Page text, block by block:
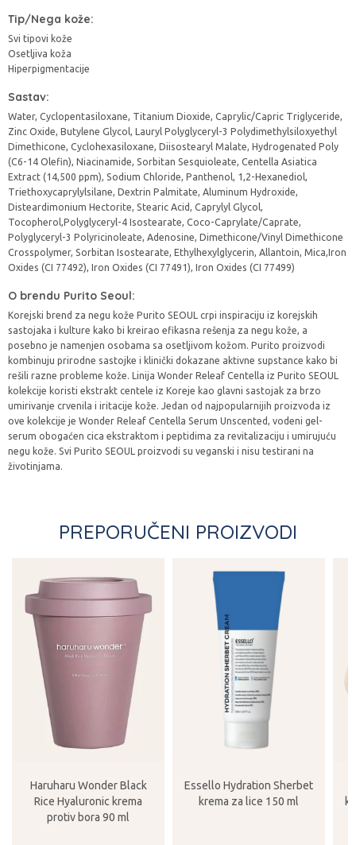
Tip/Nega kože:
Svi tipovi kože
Osetljiva koža
Hiperpigmentacije
Sastav:
Water, Cyclopentasiloxane, Titanium Dioxide, Caprylic/Capric Triglyceride,
Zinc Oxide, Butylene Glycol, Lauryl Polyglyceryl-3 Polydimethylsiloxyethyl
Dimethicone, Cyclohexasiloxane, Diisostearyl Malate, Hydrogenated Poly
(C6-14 Olefin), Niacinamide, Sorbitan Sesquioleate, Centella Asiatica
Extract (14,500 ppm), Sodium Chloride, Panthenol, 1,2-Hexanediol,
Triethoxycaprylylsilane, Dextrin Palmitate, Aluminum Hydroxide,
Disteardimonium Hectorite, Stearic Acid, Caprylyl Glycol,
Tocopherol,Polyglyceryl-4 Isostearate, Coco-Caprylate/Caprate,
Polyglyceryl-3 Polyricinoleate, Adenosine, Dimethicone/Vinyl Dimethicone
Crosspolymer, Sorbitan Isostearate, Ethylhexylglycerin, Allantoin, Mica,Iron
Oxides (CI 77492), Iron Oxides (CI 77491), Iron Oxides (CI 77499)
O brendu Purito Seoul:
Korejski brend za negu kože Purito SEOUL crpi inspiraciju iz korejskih
sastojaka i kulture kako bi kreirao efikasna rešenja za negu kože, a
posebno je namenjen osobama sa osetljivom kožom. Purito proizvodi
kombinuju prirodne sastojke i klinički dokazane aktivne supstance kako bi
rešili razne probleme kože. Linija Wonder Releaf Centella iz Purito SEOUL
kolekcije koristi ekstrakt centele iz Koreje kao glavni sastojak za brzo
umirivanje crvenila i iritacije kože. Jedan od najpopularnijih proizvoda iz
ove kolekcije je Wonder Releaf Centella Serum Unscented, vodeni gel-
serum obogaćen cica ekstraktom i peptidima za revitalizaciju i umirujuću
negu kože. Svi Purito SEOUL proizvodi su veganski i nisu testirani na
životinjama.
PREPORUČENI PROIZVODI
Haruharu Wonder Black
Rice Hyaluronic krema
protiv bora 90 ml
Essello Hydration Sherbet
krema za lice 150 ml